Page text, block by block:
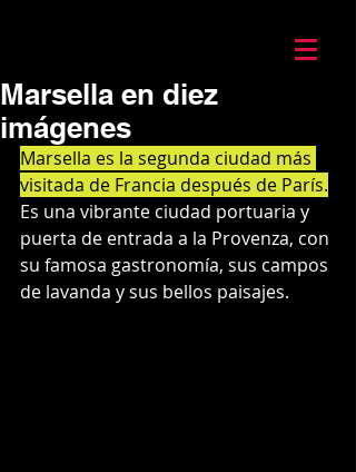
Marsella en diez
imágenes
Marsella es la segunda ciudad más
visitada de Francia después de París.
Es una vibrante ciudad portuaria y
puerta de entrada a la Provenza, con
su famosa gastronomía, sus campos
de lavanda y sus bellos paisajes.